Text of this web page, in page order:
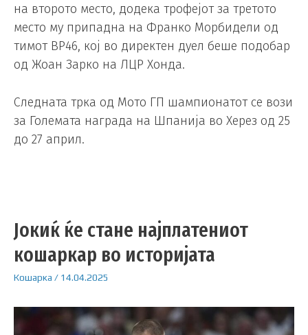
на второто место, додека трофејот за третото
место му припадна на Франко Морбидели од
тимот ВР46, кој во директен дуел беше подобар
од Жоан Зарко на ЛЦР Хонда.
Следната трка од Мото ГП шампионатот се вози
за Големата награда на Шпанија во Херез од 25
до 27 април.
Јокиќ ќе стане најплатениот
кошаркар во историјата
Кошарка / 14.04.2025